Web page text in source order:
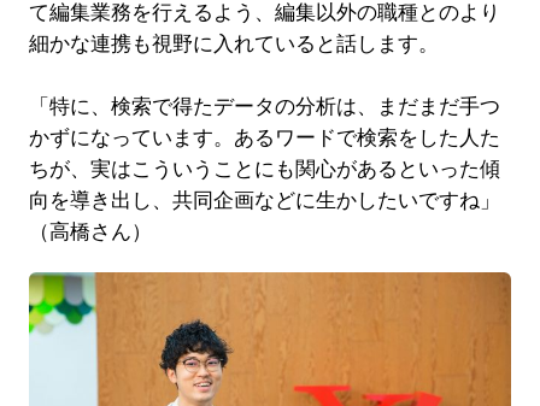
て編集業務を行えるよう、編集以外の職種とのより
細かな連携も視野に入れていると話します。
「特に、検索で得たデータの分析は、まだまだ手つ
かずになっています。あるワードで検索をした人た
ちが、実はこういうことにも関心があるといった傾
向を導き出し、共同企画などに生かしたいですね」
（高橋さん）